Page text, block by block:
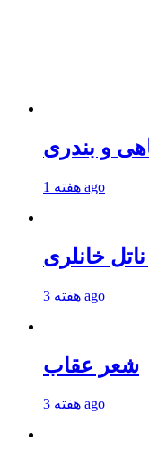
و بندری
1 هفته ago
خانلری
3 هفته ago
شعر عقاب
3 هفته ago